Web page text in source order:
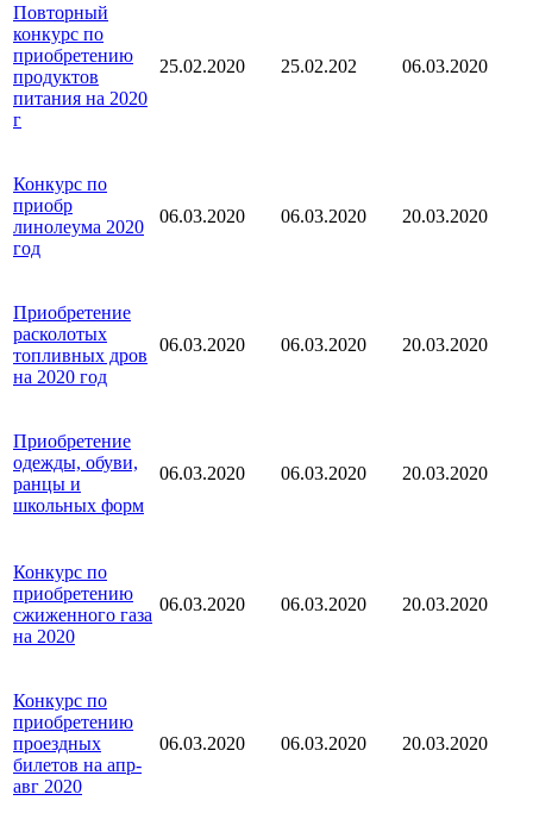
Повторный
конкурс по
приобретению
продуктов
питания на 2020
г
25.02.2020 25.02.202 06.03.2020
Конкурс по
приобр
линолеума 2020
год
06.03.2020 06.03.2020 20.03.2020
Приобретение
расколотых
топливных дров
на 2020 год
06.03.2020 06.03.2020 20.03.2020
Приобретение
одежды, обуви,
ранцы и
школьных форм
06.03.2020 06.03.2020 20.03.2020
Конкурс по
приобретению
сжиженного газа
на 2020
06.03.2020 06.03.2020 20.03.2020
Конкурс по
приобретению
проездных
билетов на апр-
авг 2020
06.03.2020 06.03.2020 20.03.2020